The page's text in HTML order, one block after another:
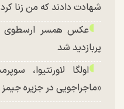
شهادت دادند که من زنا
عکس همسر ارسطوی
پربازدید شد
اولگا لاورنتیوا،
«ماجراجویی در جزیره